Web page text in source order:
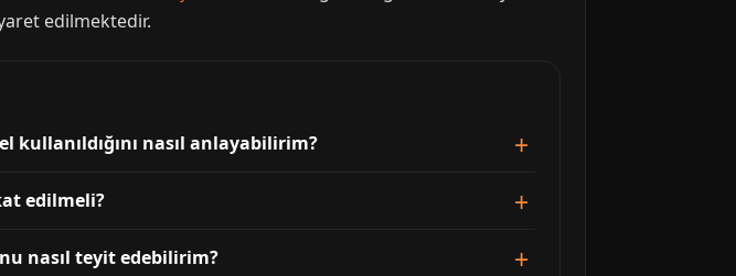
edilmektedir.
nasıl anlayabilirim?
edilmeli?
nasıl teyit edebilirim?